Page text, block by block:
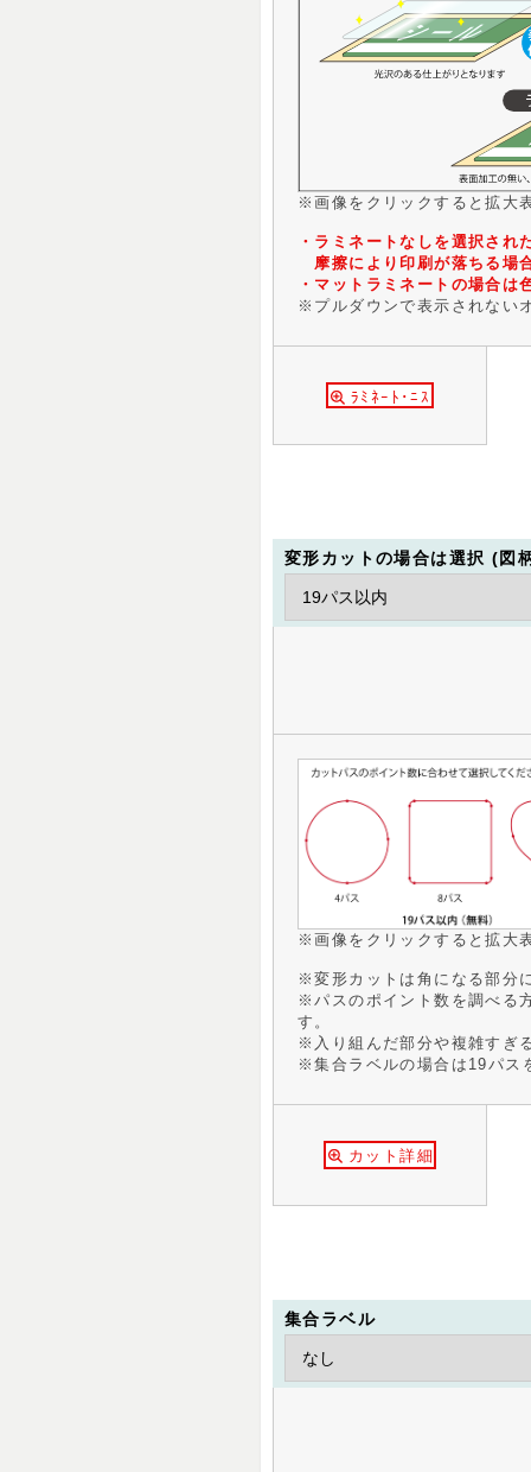
※画像をクリックすると拡大
・ラミネートなしを選択され
摩擦により印刷が落ちる場
・マットラミネートの場合は
※プルダウンで表示されない
ﾗﾐﾈｰﾄ･ﾆｽ
変形カットの場合は選択 (図
※画像をクリックすると拡大
※変形カットは角になる部分
※パスのポイント数を調べる
す。
※入り組んだ部分や複雑すぎ
※集合ラベルの場合は19パス
カット詳細
集合ラベル